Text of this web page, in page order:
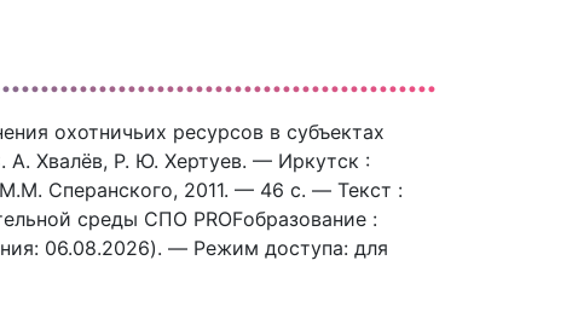
охотничьих ресурсов в субъектах
Хвалёв, Р. Ю. Хертуев. — Иркутск :
Сперанского, 2011. — 46 c. — Текст :
среды СПО PROFобразование :
06.08.2026). — Режим доступа: для